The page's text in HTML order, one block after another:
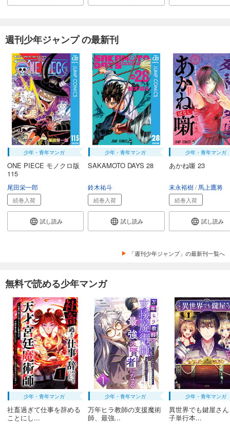
週刊少年ジャンプ の最新刊
少年・青年マンガ
ONE PIECE モノクロ版
115
尾田栄一郎
続巻入荷
試し読み
少年・青年マンガ
SAKAMOTO DAYS 28
鈴木祐斗
続巻入荷
試し読み
少年・青年マンガ
あかね噺 23
末永裕樹 馬上鷹将
続巻入荷
試し読み
「週刊少年ジャンプ」の最新刊一覧へ
無料で読める少年マンガ
少年・青年マンガ
社畜過ぎて仕事を辞める
ことにし...
少年・青年マンガ
万年ヒラ教師の支援魔術
師、最強...
少年・青年マンガ
異世界でも鍵屋さ
子単行本...